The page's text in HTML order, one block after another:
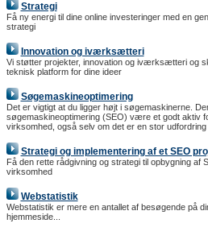
Strategi
Få ny energi til dine online investeringer med en
strategi
Innovation og iværksætteri
Vi støtter projekter, innovation og iværksætteri og
teknisk platform for dine ideer
Søgemaskineoptimering
Det er vigtigt at du ligger højt i søgemaskinerne.
søgemaskineoptimering (SEO) være et godt aktiv
virksomhed, også selv om det er en stor udfordring
Strategi og implementering af et SEO
Få den rette rådgivning og strategi til opbygning af
virksomhed
Webstatistik
Webstatistik er mere en antallet af besøgende på
hjemmeside...